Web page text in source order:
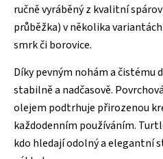
ručně vyráběný z kvalitní
průběžka) v několika
smrk či borovice.
Díky pevným nohám a čistému
stabilně a nadčasově.
olejem podtrhuje přirozenou
každodenním používáním.
kdo hledají odolný a elegantní